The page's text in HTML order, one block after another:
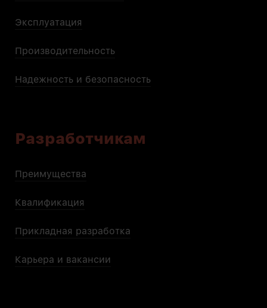
Эксплуатация
Производительность
Надежность и безопасность
Разработчикам
Преимущества
Квалификация
Прикладная разработка
Карьера и вакансии